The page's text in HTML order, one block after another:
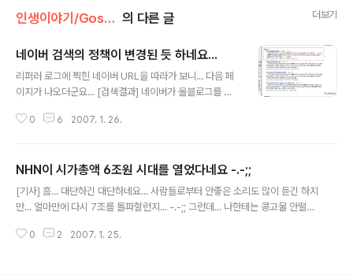
인생이야기/Gossip 의 다른 글 더보기
네이버 검색의 정책이 변경된 듯 하네요...
리퍼러 로그에 찍힌 네이버 URL을 따라가 보니... 다음 페
이지가 나오더군요... [검색결과] 네이버가 올블로그를 통
결과에서 얼마전부터 보여준건 알고 있었는데, 중요한 것
과가 있긴 한가보네요 ^^ 덧. 사실 여기서 느끼는 것이지만,
일처리 방식이 MS만큼 느린거 같긴 합니다. ㅎ 짖어댄 후
바로 반영 안된다고 뭐라고 하지 마세요 ^^
0 6 2007. 1. 26.
NHN이 시가총액 6조원 시대를 열었다네요 -.-;;
[기사] 흠... 대단하긴 대단하네요... 사람들로부터 안좋은 소리도 많이 듣긴 하지
만... 얼마만에 다시 7조를 돌파할런지... -.-;; 그런데... 나한테는 콩고물 안떨어
0 2 2007. 1. 25.